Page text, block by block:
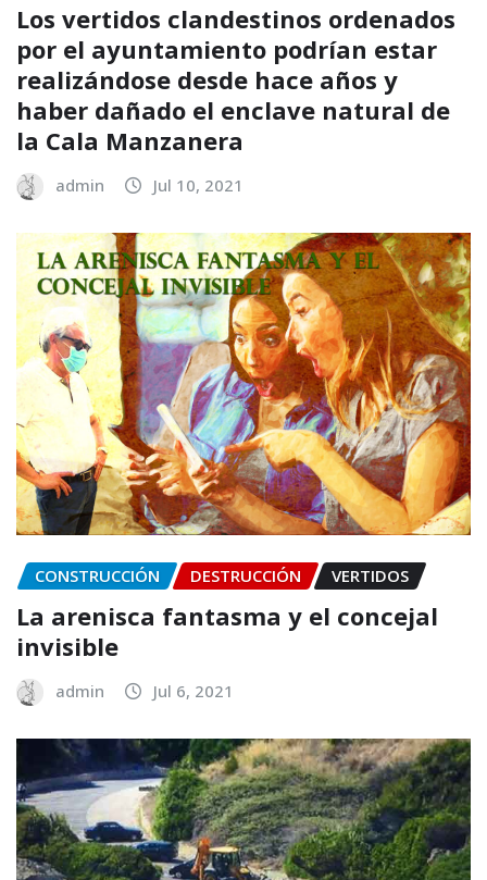
Los vertidos clandestinos ordenados
por el ayuntamiento podrían estar
realizándose desde hace años y
haber dañado el enclave natural de
la Cala Manzanera
admin Jul 10, 2021
CONSTRUCCIÓN DESTRUCCIÓN VERTIDOS
La arenisca fantasma y el concejal
invisible
admin Jul 6, 2021